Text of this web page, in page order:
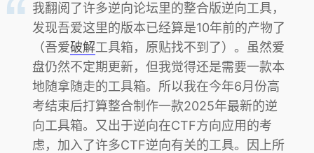
我翻阅了许多逆向论坛里的整合版逆向工具，
发现吾爱这里的版本已经算是10年前的产物了
（吾爱破解工具箱，原贴找不到了）。虽然爱
盘仍然不定期更新，但我觉得还是需要一款本
地随拿随走的工具箱。所以我在今年6月份高
考结束后打算整合制作一款2025年最新的逆
向工具箱。又出于逆向在CTF方向应用的考
虑，加入了许多CTF逆向有关的工具。因上所